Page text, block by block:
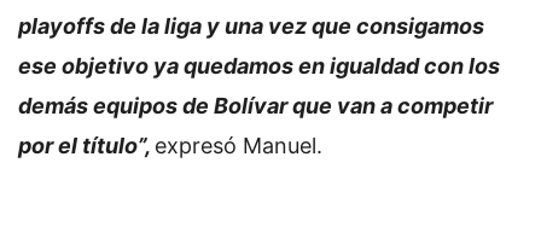
playoffs de la liga y una vez que consigamos
ese objetivo ya quedamos en igualdad con los
demás equipos de Bolívar que van a competir
por el título”, expresó Manuel.